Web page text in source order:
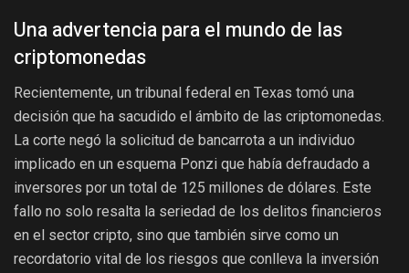
Una advertencia para el mundo de las
criptomonedas
Recientemente, un tribunal federal en Texas tomó una
decisión que ha sacudido el ámbito de las criptomonedas.
La corte negó la solicitud de bancarrota a un individuo
implicado en un esquema Ponzi que había defraudado a
inversores por un total de 125 millones de dólares. Este
fallo no solo resalta la seriedad de los delitos financieros
en el sector cripto, sino que también sirve como un
recordatorio vital de los riesgos que conlleva la inversión